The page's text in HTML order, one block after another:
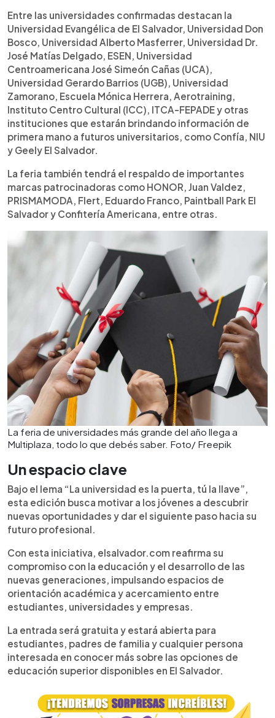
Entre las universidades confirmadas destacan la
Universidad Evangélica de El Salvador, Universidad Don
Bosco, Universidad Alberto Masferrer, Universidad Dr.
José Matías Delgado, ESEN, Universidad
Centroamericana José Simeón Cañas (UCA),
Universidad Gerardo Barrios (UGB), Universidad
Zamorano, Escuela Mónica Herrera, Aerotraining,
Instituto Centro Cultural (ICC), ITCA-FEPADE y otras
instituciones que estarán brindando información de
primera mano a futuros universitarios, como Confía, NIU
y Geely El Salvador.
La feria también tendrá el respaldo de importantes
marcas patrocinadoras como HONOR, Juan Valdez,
PRISMAMODA, Flert, Eduardo Franco, Paintball Park El
Salvador y Confitería Americana, entre otras.
La feria de universidades más grande del año llega a
Multiplaza, todo lo que debés saber. Foto/ Freepik
Un espacio clave
Bajo el lema “La universidad es la puerta, tú la llave”,
esta edición busca motivar a los jóvenes a descubrir
nuevas oportunidades y dar el siguiente paso hacia su
futuro profesional.
Con esta iniciativa, elsalvador.com reafirma su
compromiso con la educación y el desarrollo de las
nuevas generaciones, impulsando espacios de
orientación académica y acercamiento entre
estudiantes, universidades y empresas.
La entrada será gratuita y estará abierta para
estudiantes, padres de familia y cualquier persona
interesada en conocer más sobre las opciones de
educación superior disponibles en El Salvador.